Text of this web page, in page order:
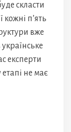
скласти
кожні п’ять
вже
експерти
не має